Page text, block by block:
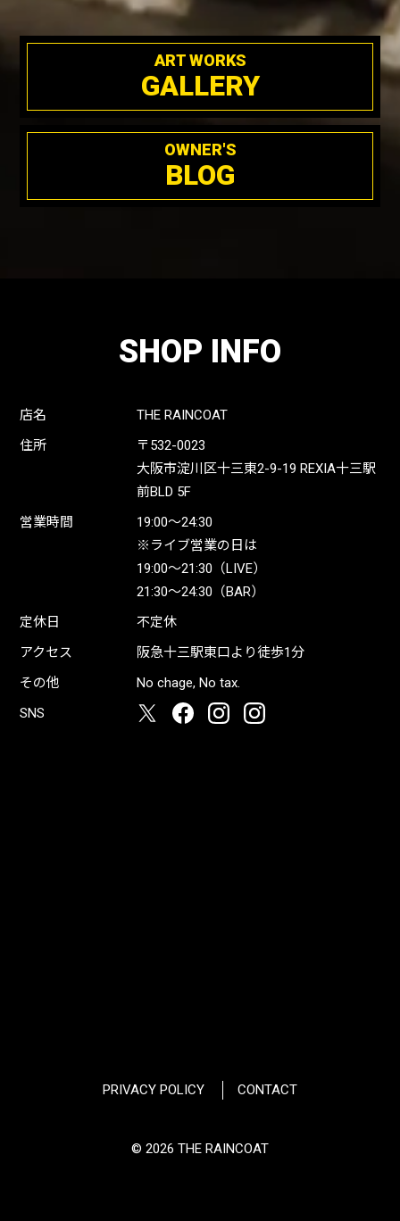
ART WORKS
GALLERY
OWNER'S
BLOG
SHOP INFO
店名
THE RAINCOAT
住所
〒532-0023
大阪市淀川区十三東2-9-19 REXIA十三駅
前BLD 5F
営業時間
19:00〜24:30
※ライブ営業の日は
19:00〜21:30（LIVE）
21:30〜24:30（BAR）
定休日
不定休
アクセス
阪急十三駅東口より徒歩1分
その他
No chage, No tax.
SNS
PRIVACY POLICY CONTACT
© 2026 THE RAINCOAT